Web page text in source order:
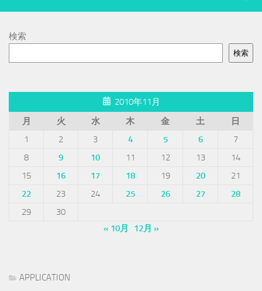
検索
検索
2010年11月
月
火 水 木 金 土
日
1
2 3 4 5 6
7
8
9 10 11 12 13
14
15
16 17 18 19 20
21
22
23 24 25 26 27
28
29
30
« 10月
12月 »
APPLICATION